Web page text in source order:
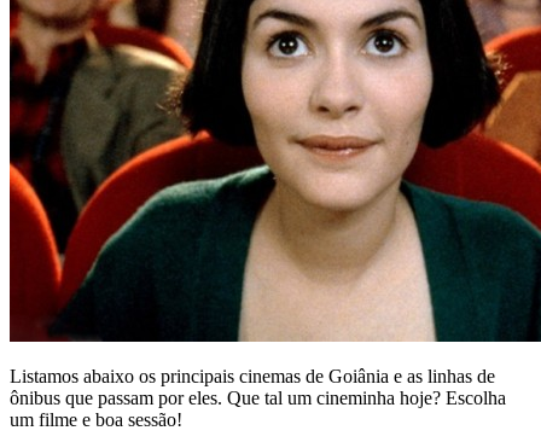
Listamos abaixo os principais cinemas de Goiânia e as linhas de
ônibus que passam por eles. Que tal um cineminha hoje? Escolha
um filme e boa sessão!